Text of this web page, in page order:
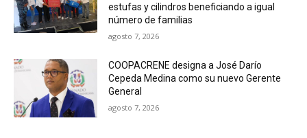
estufas y cilindros beneficiando a igual
número de familias
agosto 7, 2026
COOPACRENE designa a José Darío
Cepeda Medina como su nuevo Gerente
General
agosto 7, 2026